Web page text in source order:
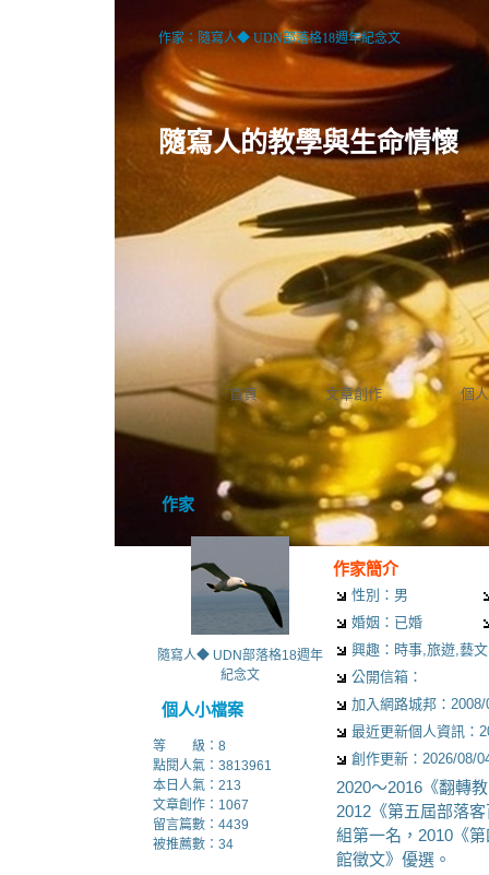
隨寫人的教學與生命情懷
首頁 文章創作 個
作家：隨寫人◆ UDN部落格18週年紀念文
作家
隨寫人◆ UDN部落格18週年
紀念文
個人小檔案
等 級：8
點閱人氣：3813961
本日人氣：213
文章創作：1067
留言篇數：4439
被推薦數： 34
作家簡介
性別：男
婚姻：已婚
興趣：時事,旅遊,藝
公開信箱：
加入網路城邦：
最近更新個人資訊：
創作更新：2026/08/
2020～2016《翻轉
2012《第五屆部落
組第一名，2010《
館徵文》優選。